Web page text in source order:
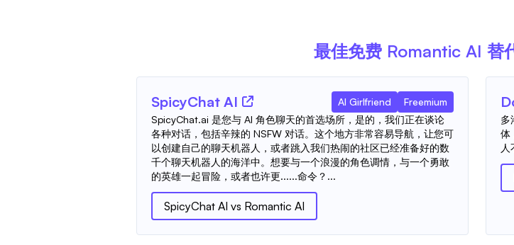
最佳免费 Romantic AI 替
SpicyChat AI AI Girlfriend
Freemium
SpicyChat.ai 是您与 AI 角色聊天的首选场所，是的，我们正在谈论
各种对话，包括辛辣的 NSFW 对话。这个地方非常容易导航，让您可
以创建自己的聊天机器人，或者跳入我们热闹的社区已经准备好的数
千个聊天机器人的海洋中。想要与一个浪漫的角色调情，与一个勇敢
的英雄一起冒险，或者也许更......命令？...
SpicyChat AI vs Romantic AI
多
体